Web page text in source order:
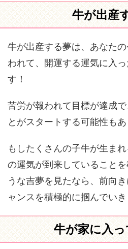
牛が出産
牛が出産する夢は、あなた
われて、開運する運気に入
す！
苦労が報われて目標が達成
とがスタートする可能性もあ
もしたくさんの子牛が生ま
の運気が到来していること
うな吉夢を見たなら、前向
ャンスを積極的に掴んでいき
牛が家に入